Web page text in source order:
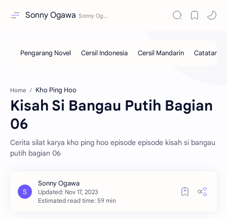
Sonny Ogawa
Home Kho Ping Hoo
Kisah Si Bangau Putih Bagian
06
Cerita silat karya kho ping hoo episode episode kisah si bangau
putih bagian 06
Estimated read time: 59 min